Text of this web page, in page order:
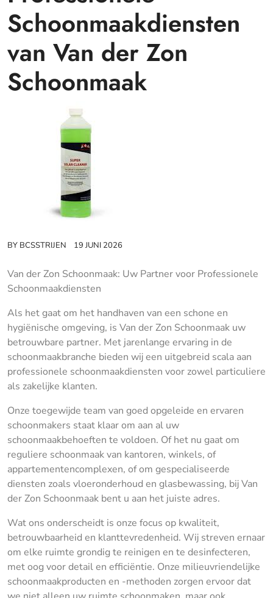
Schoonmaakdiensten
van Van der Zon
Schoonmaak
BY BCSSTRIJEN 19 JUNI 2026
Van der Zon Schoonmaak: Uw Partner voor Professionele
Schoonmaakdiensten
Als het gaat om het handhaven van een schone en
hygiënische omgeving, is Van der Zon Schoonmaak uw
betrouwbare partner. Met jarenlange ervaring in de
schoonmaakbranche bieden wij een uitgebreid scala aan
professionele schoonmaakdiensten voor zowel particuliere
als zakelijke klanten.
Onze toegewijde team van goed opgeleide en ervaren
schoonmakers staat klaar om aan al uw
schoonmaakbehoeften te voldoen. Of het nu gaat om
reguliere schoonmaak van kantoren, winkels, of
appartementencomplexen, of om gespecialiseerde
diensten zoals vloeronderhoud en glasbewassing, bij Van
der Zon Schoonmaak bent u aan het juiste adres.
Wat ons onderscheidt is onze focus op kwaliteit,
betrouwbaarheid en klanttevredenheid. Wij streven ernaar
om elke ruimte grondig te reinigen en te desinfecteren,
met oog voor detail en efficiëntie. Onze milieuvriendelijke
schoonmaakproducten en -methoden zorgen ervoor dat